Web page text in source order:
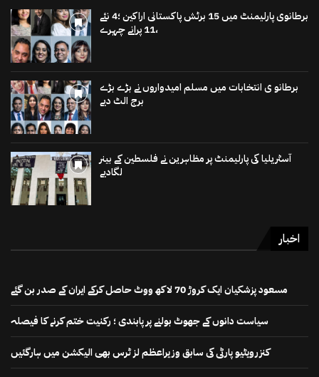
برطانوی پارلیمنٹ میں 15 برٹش پاکستانی اراکین ؛4 نئے
،11 پرانے چہرے
برطانو ی انتخابات میں مسلم امیدواروں نے بڑے بڑے
برج الٹ دیے
آسٹریلیا کی پارلیمنٹ پر مظاہرین نے فلسطین کے بینر
لگادیے
اخبار
مسعود پزشکیان ایک کروڑ 70 لاکھ ووٹ حاصل کرکے ایران کے صدر بن گئے
سیاست دانوں کے جھوٹ بولنے پر پابندی ؛ رکنیت ختم کرنے کا فیصلہ
کنزرویٹیو پارٹی کی سابق وزیراعظم لز ٹرس بھی الیکشن میں ہارگئیں